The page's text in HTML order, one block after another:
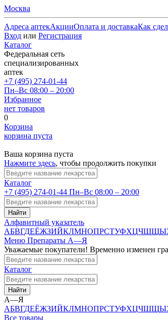
Москва
Адреса аптекАкцииОплата и доставкаКак
Вход или Регистрация
Каталог
Федеральная сеть
специализированных
аптек
+7 (495) 274-01-44
Пн–Вс 08:00 – 20:00
Избранное
нет товаров
0
Корзина
корзина пуста
Ваша корзина пуста
Нажмите здесь, чтобы продолжить покупки
Каталог
+7 (495) 274-01-44 Пн–Вс 08:00 – 20:00
Найти
Алфавитный указатель
АБВГДЕЁЖЗИЙКЛМНОПРСТУФХЦЧШЩЫ
Меню Препараты А—Я
Уважаемые покупатели! Временно изменен
Каталог
Найти
А—Я
АБВГДЕЁЖЗИЙКЛМНОПРСТУФХЦЧШЩЫ
Все товары